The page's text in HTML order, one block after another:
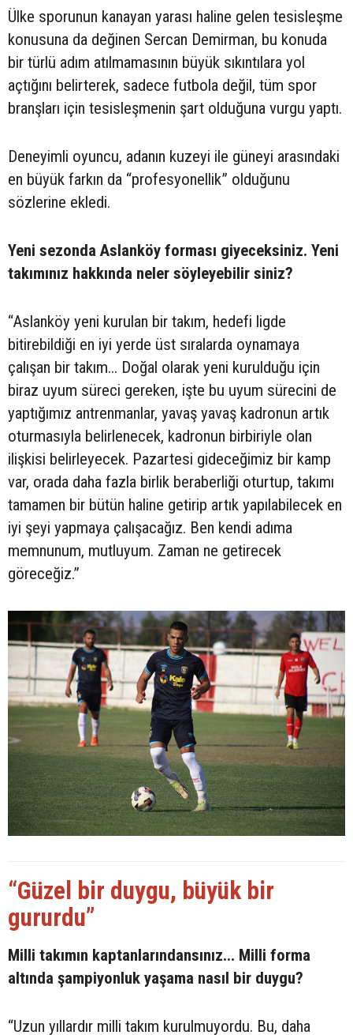
Ülke sporunun kanayan yarası haline gelen tesisleşme
konusuna da değinen Sercan Demirman, bu konuda
bir türlü adım atılmamasının büyük sıkıntılara yol
açtığını belirterek, sadece futbola değil, tüm spor
branşları için tesisleşmenin şart olduğuna vurgu yaptı.
Deneyimli oyuncu, adanın kuzeyi ile güneyi arasındaki
en büyük farkın da “profesyonellik” olduğunu
sözlerine ekledi.
Yeni sezonda Aslanköy forması giyeceksiniz. Yeni
takımınız hakkında neler söyleyebilir siniz?
“Aslanköy yeni kurulan bir takım, hedefi ligde
bitirebildiği en iyi yerde üst sıralarda oynamaya
çalışan bir takım... Doğal olarak yeni kurulduğu için
biraz uyum süreci gereken, işte bu uyum sürecini de
yaptığımız antrenmanlar, yavaş yavaş kadronun artık
oturmasıyla belirlenecek, kadronun birbiriyle olan
ilişkisi belirleyecek. Pazartesi gideceğimiz bir kamp
var, orada daha fazla birlik beraberliği oturtup, takımı
tamamen bir bütün haline getirip artık yapılabilecek en
iyi şeyi yapmaya çalışacağız. Ben kendi adıma
memnunum, mutluyum. Zaman ne getirecek
göreceğiz.”
“Güzel bir duygu, büyük bir
gururdu”
Milli takımın kaptanlarındansınız... Milli forma
altında şampiyonluk yaşama nasıl bir duygu?
“Uzun yıllardır milli takım kurulmuyordu. Bu, daha